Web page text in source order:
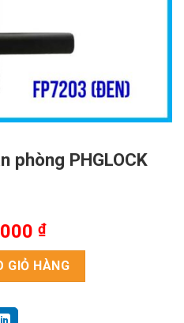
phòng PHGLOCK
₫.
₫Giá
hiện
tại
là:
FP7203 (Đen) số lượng
GIỎ HÀNG